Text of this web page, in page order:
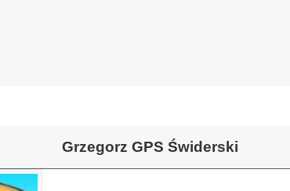
Grzegorz GPS Świderski